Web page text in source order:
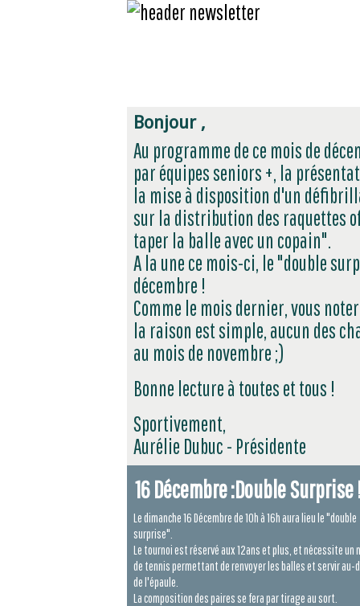
Bonjour ,
Au programme de ce mois de
par équipes seniors +, la
la mise à disposition d'un
sur la distribution des raquettes
taper la balle avec un copain".
A la une ce mois-ci, le "double
décembre !
Comme le mois dernier, vous
la raison est simple, aucun des
au mois de novembre ;)
Bonne lecture à toutes et tous !
Sportivement,
Aurélie Dubuc - Présidente
16 Décembre :Double Surprise
Le dimanche 16 Décembre de 10h à 16h aura lieu le "double
surprise".
Le tournoi est réservé aux 12ans et plus, et nécessite un
de tennis permettant de renvoyer les balles et servir au-
de l'épaule.
La composition des paires se fera par tirage au sort.